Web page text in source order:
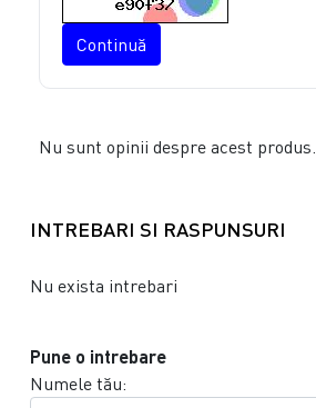
Continuă
Nu sunt opinii despre acest produs.
INTREBARI SI RASPUNSURI
Nu exista intrebari
Pune o intrebare
Numele tău: